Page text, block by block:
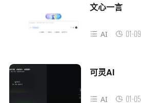
文心一言
AI 01-09
可灵AI
AI 01-05